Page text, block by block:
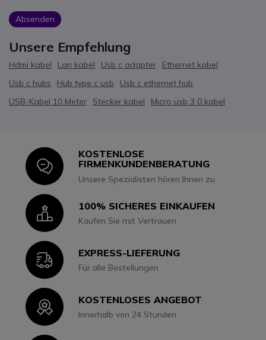
Absenden
Unsere Empfehlung
Hdmi kabel Lan kabel Usb c adapter
Ethernet kabel
Usb c hubs
Hub type c usb
Usb c ethernet hub
USB-Kabel 10 Meter
Stecker kabel Micro usb 3 0 kabel
Icon
KOSTENLOSE
FIRMENKUNDENBERATUNG
Unsere Spezialisten hören Ihnen zu
Icon100% SICHERES EINKAUFEN
Kaufen Sie mit Vertrauen
IconEXPRESS-LIEFERUNG
Für alle Bestellungen
IconKOSTENLOSES ANGEBOT
Innerhalb von 24 Stunden